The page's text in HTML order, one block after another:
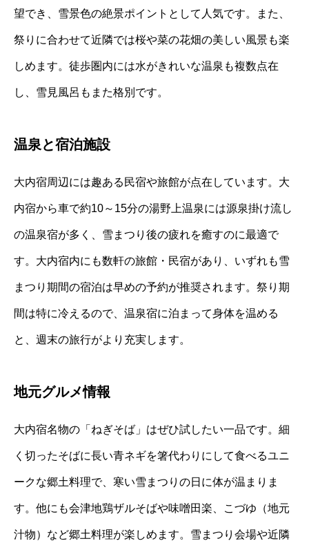
望でき、雪景色の絶景ポイントとして人気です。また、
祭りに合わせて近隣では桜や菜の花畑の美しい風景も楽
しめます。徒歩圏内には水がきれいな温泉も複数点在
し、雪見風呂もまた格別です。
温泉と宿泊施設
大内宿周辺には趣ある民宿や旅館が点在しています。大
内宿から車で約10～15分の湯野上温泉には源泉掛け流し
の温泉宿が多く、雪まつり後の疲れを癒すのに最適で
す。大内宿内にも数軒の旅館・民宿があり、いずれも雪
まつり期間の宿泊は早めの予約が推奨されます。祭り期
間は特に冷えるので、温泉宿に泊まって身体を温める
と、週末の旅行がより充実します。
地元グルメ情報
大内宿名物の「ねぎそば」はぜひ試したい一品です。細
く切ったそばに長い青ネギを箸代わりにして食べるユニ
ークな郷土料理で、寒い雪まつりの日に体が温まりま
す。他にも会津地鶏ザルそばや味噌田楽、こづゆ（地元
汁物）など郷土料理が楽しめます。雪まつり会場や近隣